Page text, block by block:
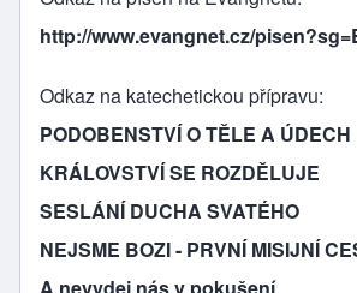
http://www.evangnet.cz/
Odkaz na katechetickou přípravu
PODOBENSTVÍ O TĚLE A ÚDECH
KRÁLOVSTVÍ SE ROZDĚLUJE
SESLÁNÍ DUCHA SVATÉHO
NEJSME BOZI - PRVNÍ MISIJNÍ